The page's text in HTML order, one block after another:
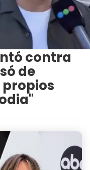
contra
de
propios